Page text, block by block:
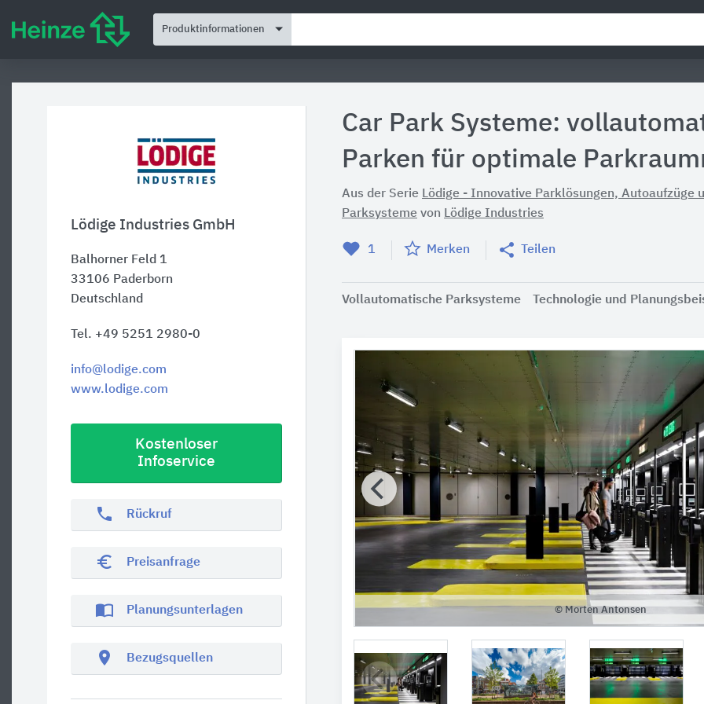
Produktinformationen
Lödige Industries GmbH
Balhorner Feld 1
33106 Paderborn
Deutschland
Tel. +49 5251 2980-0
info@lodige.com
www.lodige.com
Kostenloser
Infoservice
phone Rückruf
euro_symbol Preisanfrage
import_contacts Planungsunterlagen
location_on Bezugsquellen
Car Park Systeme:
Parken für optimale
Aus der Serie Lödige - Innovative Parklösungen, Autoaufzüge
Parksysteme von Lödige Industries
1 Merken Teilen
Vollautomatische Parksysteme Technologie und
© Morten Antonsen